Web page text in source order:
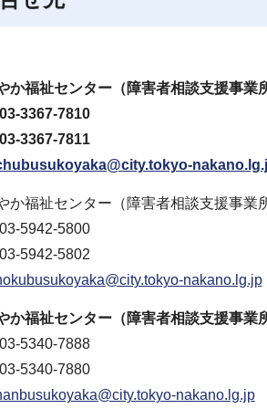
か福祉センター（障害者相談支援事業
3367-7810
3367-7811
か福祉センター（障害者相談支援事業
5942-5800
5942-5802
nakano.lg.jp
か福祉センター（障害者相談支援事業
5340-7888
5340-7880
nakano.lg.jp